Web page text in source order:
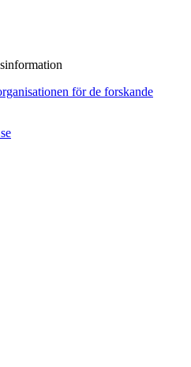
för de forskande